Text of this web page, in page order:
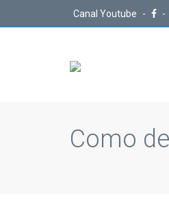
Canal Youtube - -
Como